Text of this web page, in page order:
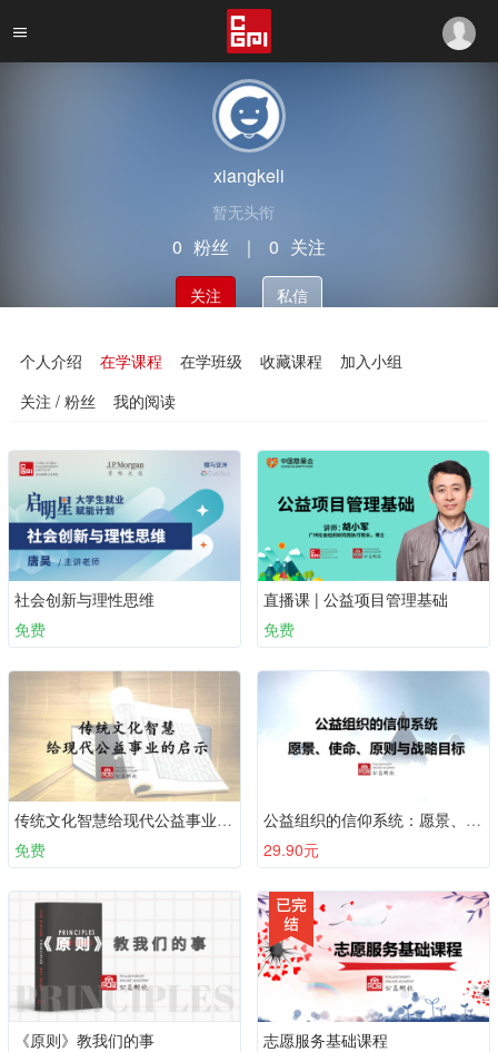
xiangkeli
暂无头衔
0 粉丝 ｜ 0 关注
关注 私信
个人介绍 在学课程 在学班级 收藏课程
加入小组
关注 / 粉丝
我的阅读
社会创新与理性思维
免费
直播课 | 公益项目管理基础
免费
传统文化智慧给现代公益事业的启示
免费
公益组织的信仰系统：愿景、使命、原则与战略目标
29.90元
《原则》教我们的事
志愿服务基础课程